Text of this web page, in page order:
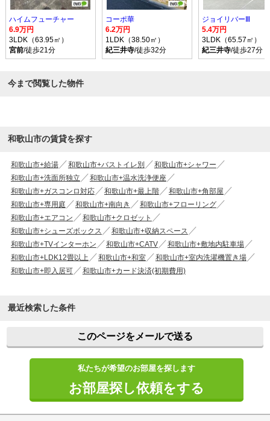
ハイムフューチャー
6.9万円
3LDK（63.95㎡）
宮前/徒歩21分
コーポ華
6.2万円
1LDK（38.50㎡）
紀三井寺/徒歩32分
ジョイリバーⅢ
5.4万円
3LDK（65.57㎡）
紀三井寺/徒歩27分
今まで閲覧した物件
和歌山市の賃貸を探す
和歌山市+給湯 和歌山市+バストイレ別
和歌山市+シャワー
和歌山市+洗面所独立
和歌山市+温水洗浄便座
和歌山市+ガスコンロ対応
和歌山市+最上階
和歌山市+角部屋
和歌山市+専用庭
和歌山市+南向き
和歌山市+フローリング
和歌山市+エアコン
和歌山市+クロゼット
和歌山市+シューズボックス
和歌山市+収納スペース
和歌山市+TVインターホン
和歌山市+CATV
和歌山市+敷地内駐車場
和歌山市+LDK12畳以上
和歌山市+和室
和歌山市+室内洗濯機置き場
和歌山市+即入居可
和歌山市+カード決済(初期費用)
最近検索した条件
このページをメールで送る
私たちが希望のお部屋を探します
お部屋探し依頼をする